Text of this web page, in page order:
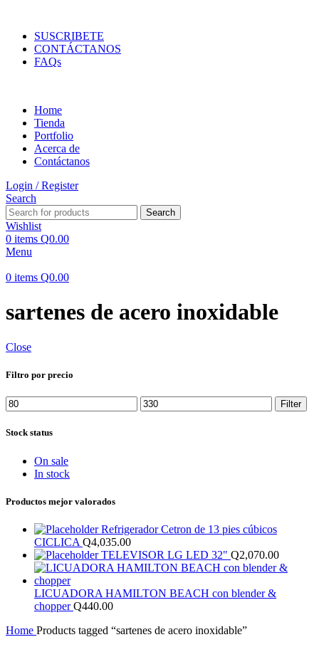
SUSCRIBETE
CONTÁCTANOS
FAQs
Home
Tienda
Portfolio
Acerca de
Contáctanos
Login / Register
Search
Search
Wishlist
0 items Q0.00
Menu
0 items Q0.00
sartenes de acero inoxidable
Close
Filtro por precio
Min
price
Max
price
Filter
Stock status
On sale
In stock
Productos mejor valorados
Refrigerador Cetron de 13 pies cúbicos
CICLICA Q4,035.00
TELEVISOR LG LED 32" Q2,070.00
LICUADORA HAMILTON BEACH con blender &
chopperQ440.00
Home Products tagged “sartenes de acero inoxidable”